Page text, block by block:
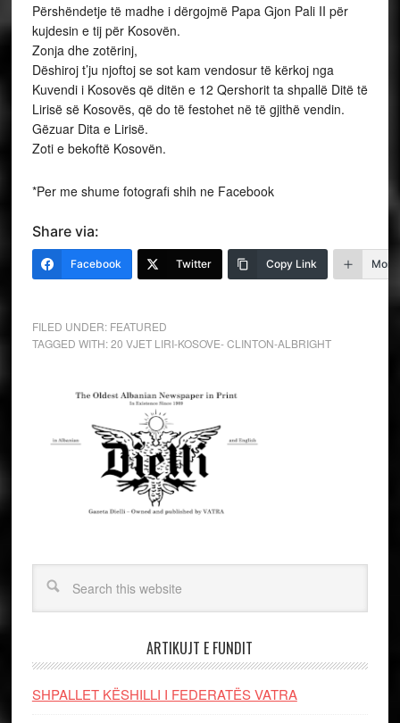
Përshëndetje të madhe i dërgojmë Papa Gjon Pali II për
kujdesin e tij për Kosovën.
Zonja dhe zotërinj,
Dëshiroj t’ju njoftoj se sot kam vendosur të kërkoj nga
Kuvendi i Kosovës që ditën e 12 Qershorit ta shpallë Ditë të
Lirisë së Kosovës, që do të festohet në të gjithë vendin.
Gëzuar Dita e Lirisë.
Zoti e bekoftë Kosovën.
*Per me shume fotografi shih ne Facebook
Share via:
Facebook Twitter Copy Link More
FILED UNDER: FEATURED
TAGGED WITH:20 VJET LIRI-KOSOVE- CLINTON-ALBRIGHT
ARTIKUJT E FUNDIT
SHPALLET KËSHILLI I FEDERATËS VATRA